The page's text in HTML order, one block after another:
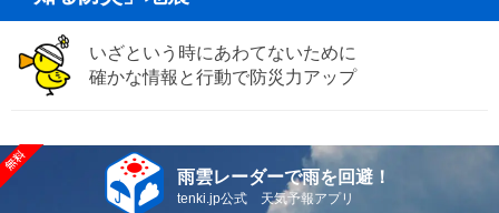
いざという時にあわてないために
確かな情報と行動で防災力アップ
雨雲レーダーで雨を回避！
tenki.jp公式 天気予報アプリ